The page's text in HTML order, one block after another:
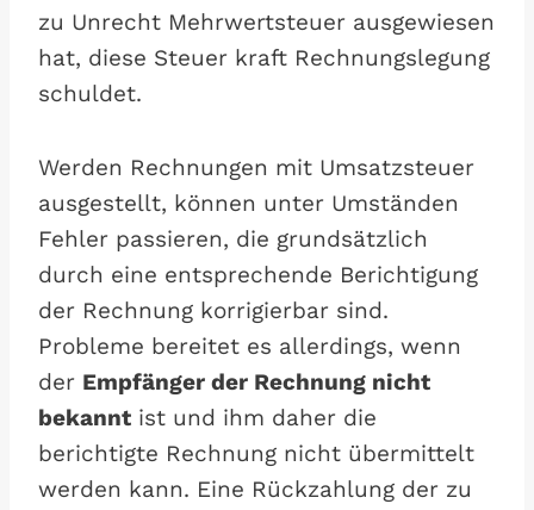
zu Unrecht Mehrwertsteuer ausgewiesen
hat, diese Steuer kraft Rechnungslegung
schuldet.
Werden Rechnungen mit Umsatzsteuer
ausgestellt, können unter Umständen
Fehler passieren, die grundsätzlich
durch eine entsprechende Berichtigung
der Rechnung korrigierbar sind.
Probleme bereitet es allerdings, wenn
der Empfänger der Rechnung nicht
bekannt ist und ihm daher die
berichtigte Rechnung nicht übermittelt
werden kann. Eine Rückzahlung der zu